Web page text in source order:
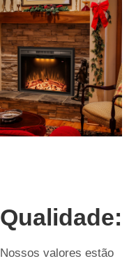
Qualidade:
Nossos valores estão